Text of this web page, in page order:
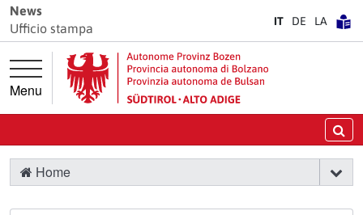
Vai direttamente alla navigazione principale
Vai al contenuto principale
News
Ufficio stampa
IT DE LA
Menu
Home